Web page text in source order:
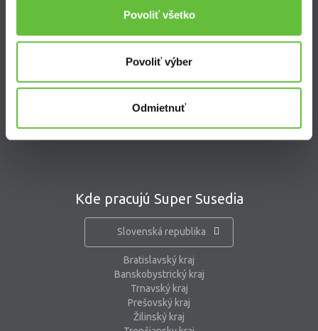
Povoliť všetko
Povoliť výber
Odmietnuť
Kontakt
Supersused.sk s.r.o.
Vajnorská 100/B, 831 04 Bratislava
kontaktný formulár
pomoc@supersused.sk
Kde pracujú Super Susedia
Slovenská republika
Bratislavský kraj
Banskobystrický kraj
Trnavský kraj
Prešovský kraj
Žilinský kraj